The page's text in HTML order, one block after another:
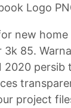
Logo
new home
85.
2020 persib
project